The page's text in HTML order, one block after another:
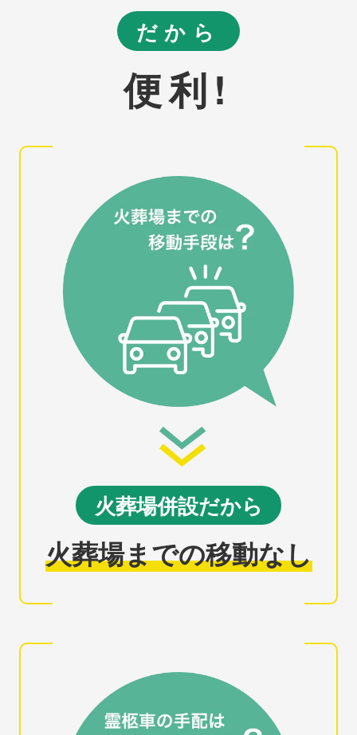
だから
便利!
火葬場併設だから
火葬場までの移動なし